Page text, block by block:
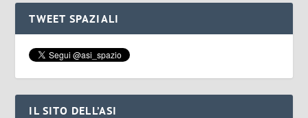
TWEET SPAZIALI
IL SITO DELL’ASI